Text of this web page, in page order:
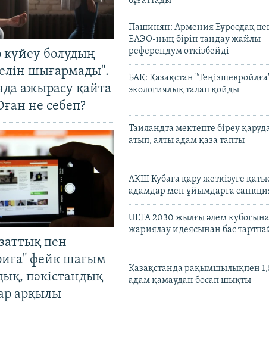
күйеу болудың
шығармады".
ажырасу қайта
не себеп?
пен
фейк шағым
пәкістандық
арқылы
Пашинян: Армения Еуроодақ
ЕАЭО-ның бірін таңдау жайлы
референдум өткізбейді
БАҚ: Қазақстан
экологиялық талап қойды
Таиландта мектепте біреу
атып, алты адам қаза тапты
АҚШ Кубаға қару жеткізуге
адамдар мен ұйымдарға
UEFA 2030 жылғы әлем
жариялау идеясынан бас
Қазақстанда рақымшылықпен
адам қамаудан босап шықты